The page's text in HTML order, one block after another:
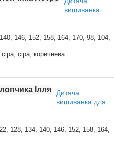
вишиванка
146, 152, 158, 164, 170, 98, 104,
сіра, коричнева
Дитяча
вишиванка для
128, 134, 140, 146, 152, 158, 164,